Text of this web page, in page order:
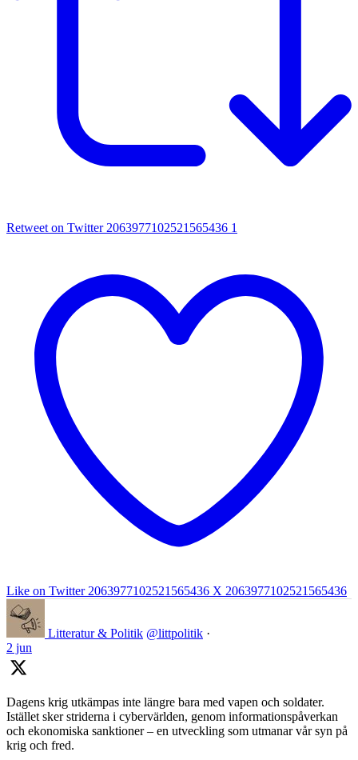
Retweet on Twitter 2063977102521565436 1
Like on Twitter 2063977102521565436 X 2063977102521565436
Litteratur & Politik @littpolitik ·
2 jun
Dagens krig utkämpas inte längre bara med vapen och soldater.
Istället sker striderna i cybervärlden, genom informationspåverkan
och ekonomiska sanktioner – en utveckling som utmanar vår syn på
krig och fred.